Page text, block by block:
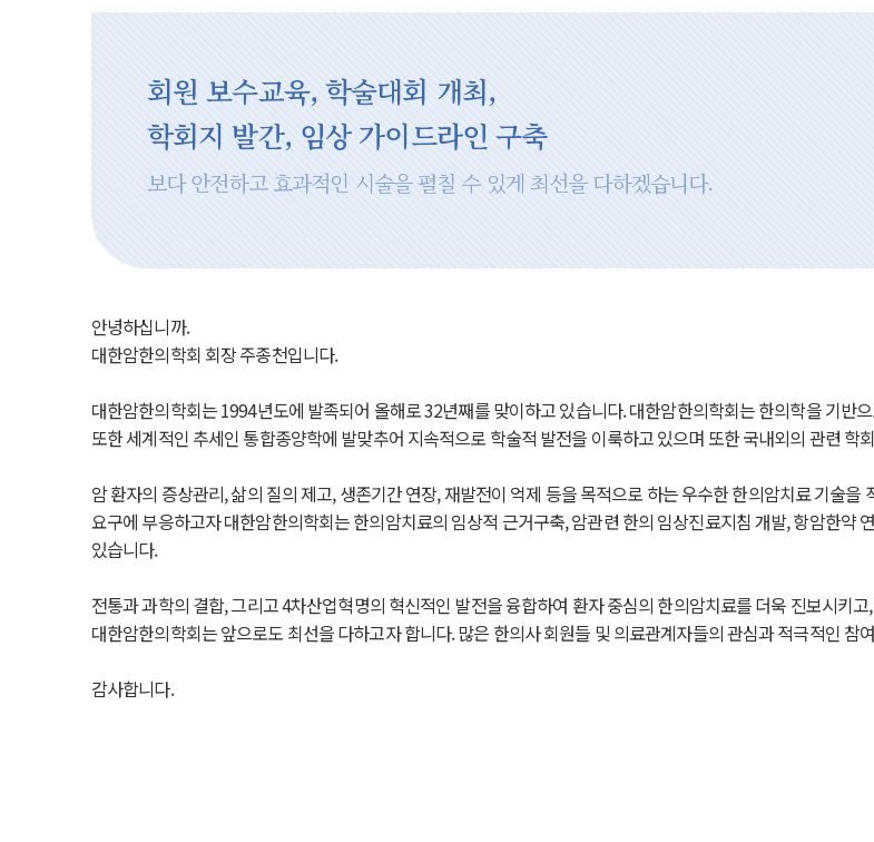
회원 보수교육, 학술대회 개최,
학회지 발간, 임상 가이드라인 구축
보다 안전하고 효과적인 시술을 펼칠 수 있게 최선을 다하겠습니다.
안녕하십니까.
대한암한의학회 회장 주종천입니다.
대한암한의학회는 1994년도에 발족되어 올해로 32년째를 맞이하고 있습니다. 대한암한의학회는 한의학을 기반
또한 세계적인 추세인 통합종양학에 발맞추어 지속적으로 학술적 발전을 이룩하고 있으며 또한 국내외의 관련
암 환자의 증상관리, 삶의 질의 제고, 생존기간 연장, 재발전이 억제 등을 목적으로 하는 우수한 한의암치료 기술
요구에 부응하고자 대한암한의학회는 한의암치료의 임상적 근거구축, 암관련 한의 임상진료지침 개발, 항암한약
있습니다.
전통과 과학의 결합, 그리고 4차산업혁명의 혁신적인 발전을 융합하여 환자 중심의 한의암치료를 더욱 진보시키
대한암한의학회는 앞으로도 최선을 다하고자 합니다. 많은 한의사 회원들 및 의료관계자들의 관심과 적극적인 참
감사합니다.